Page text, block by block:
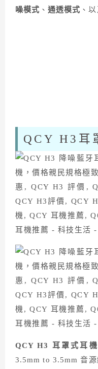
噪模式 、通透模式 、
QCY H3耳
QCY H3 耳罩式耳機
3.5mm to 3.5mm 音